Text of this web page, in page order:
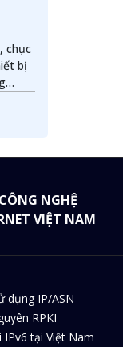
chục
bị
NGHỆ
VIỆT NAM
dụng IP/ASN
RPKI
IPv6 tại Việt Nam